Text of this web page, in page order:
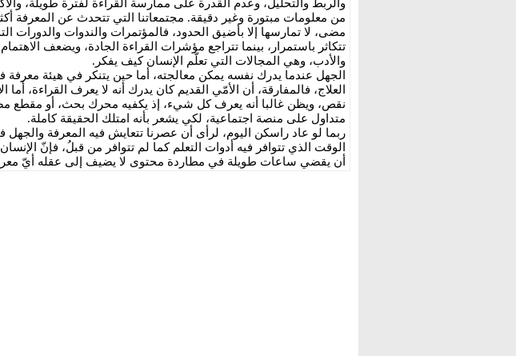
والربط والتحليل، وعدم القدرة على ممارسة القراءة لفترة طويلة،
من معلومات مبتورة وغير دقيقة. مجتمعاتنا التي تتحدث عن المعرفة
مضى، لا تمارسها إلا بأضيق الحدود، فالمؤتمرات والندوات والدورات
تتكاثر باستمرار، بينما تتراجع مؤشرات القراءة الجادة، ويضعف الاهتمام
والأدب، وهي المجالات التي تعلّم الإنسان كيف يفكر.
الجهل عندما يدرك نفسه يمكن معالجته، أما حين يتنكر في هيئة
العلاج، فالمفارقة، أن الأمّي القديم كان يدرك أنه لا يعرف القراءة، أما
نقص، ويظن غالبا أنه يعرف كل شيء، إذ يكفيه محرك بحث، أو مقطع
متداول على منصة اجتماعية، لكي يشعر بأنه امتلك الحقيقة كاملة.
ربما لو عاد راسكن اليوم، لرأى أن عصرنا تتعايش فيه المعرفة
الوقت الذي تتوافر فيه أدوات التعلم كما لم تتوافر من قبلُ، فإنّ الإنسان
أن يقضي ساعات طويلة في مطاردة محتوى لا يضيف إلى عقله أيّ